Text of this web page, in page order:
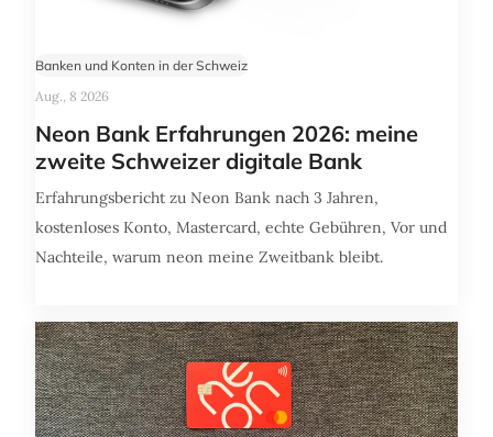
Banken und Konten in der Schweiz
Aug., 8 2026
Neon Bank Erfahrungen 2026: meine
zweite Schweizer digitale Bank
Erfahrungsbericht zu Neon Bank nach 3 Jahren,
kostenloses Konto, Mastercard, echte Gebühren, Vor und
Nachteile, warum neon meine Zweitbank bleibt.